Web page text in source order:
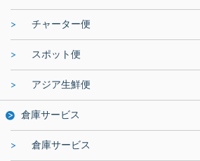
チャーター便
スポット便
アジア生鮮便
倉庫サービス
倉庫サービス